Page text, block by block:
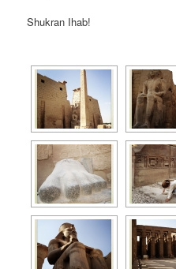
Shukran Ihab!